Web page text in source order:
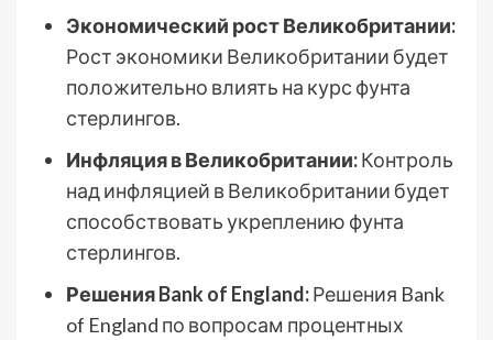
Экономический рост Великобритании:
Рост экономики Великобритании будет
положительно влиять на курс фунта
стерлингов.
Инфляция в Великобритании:Контроль
над инфляцией в Великобритании будет
способствовать укреплению фунта
стерлингов.
Решения Bank of England:Решения Bank
of England по вопросам процентных